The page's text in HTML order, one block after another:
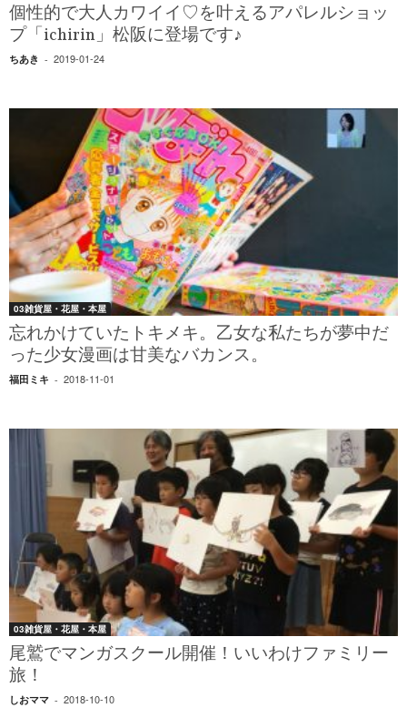
個性的で大人カワイイ♡を叶えるアパレルショッ
プ「ichirin」松阪に登場です♪
ちあき - 2019-01-24
03雑貨屋・花屋・本屋
忘れかけていたトキメキ。乙女な私たちが夢中だ
った少女漫画は甘美なバカンス。
福田ミキ - 2018-11-01
03雑貨屋・花屋・本屋
尾鷲でマンガスクール開催！いいわけファミリー
旅！
しおママ - 2018-10-10